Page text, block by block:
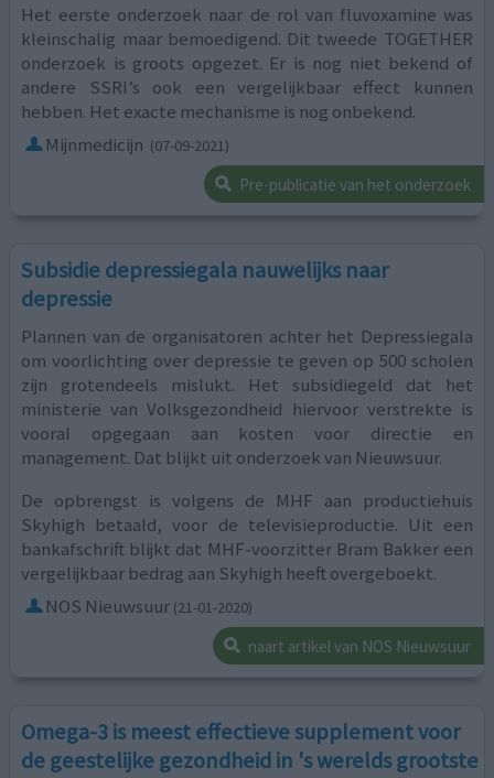
Het eerste onderzoek naar de rol van fluvoxamine was
kleinschalig maar bemoedigend. Dit tweede TOGETHER
onderzoek is groots opgezet. Er is nog niet bekend of
andere SSRI’s ook een vergelijkbaar effect kunnen
hebben. Het exacte mechanisme is nog onbekend.
Mijnmedicijn (07-09-2021)
Pre-publicatie van het onderzoek
Subsidie depressiegala nauwelijks naar
depressie
Plannen van de organisatoren achter het Depressiegala
om voorlichting over depressie te geven op 500 scholen
zijn grotendeels mislukt. Het subsidiegeld dat het
ministerie van Volksgezondheid hiervoor verstrekte is
vooral opgegaan aan kosten voor directie en
management. Dat blijkt uit onderzoek van Nieuwsuur.
De opbrengst is volgens de MHF aan productiehuis
Skyhigh betaald, voor de televisieproductie. Uit een
bankafschrift blijkt dat MHF-voorzitter Bram Bakker een
vergelijkbaar bedrag aan Skyhigh heeft overgeboekt.
NOS Nieuwsuur (21-01-2020)
naart artikel van NOS Nieuwsuur
Omega-3 is meest effectieve supplement voor
de geestelijke gezondheid in 's werelds grootste